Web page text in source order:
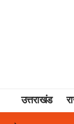
उत्तराखंड